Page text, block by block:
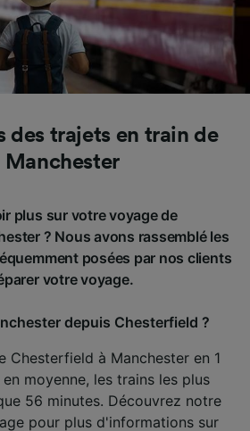
des trajets en train de
plus sur votre voyage de
? Nous avons rassemblé les
posées par nos clients
votre voyage.
depuis Chesterfield ?
Chesterfield à Manchester en 1
moyenne, les trains les plus
56 minutes. Découvrez notre
pour plus d'informations sur